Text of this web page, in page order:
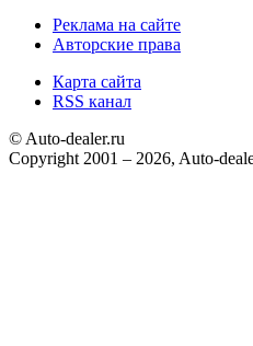
Реклама на сайте
Авторские права
Карта сайта
RSS канал
© Auto-dealer.ru
Copyright 2001 – 2026, Auto-